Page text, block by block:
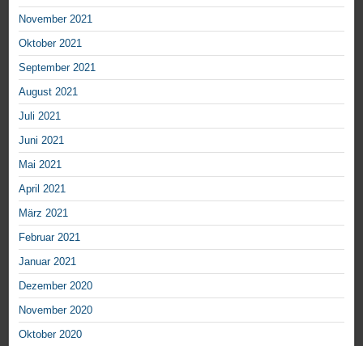
November 2021
Oktober 2021
September 2021
August 2021
Juli 2021
Juni 2021
Mai 2021
April 2021
März 2021
Februar 2021
Januar 2021
Dezember 2020
November 2020
Oktober 2020